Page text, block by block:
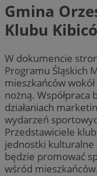
Gmina
Klubu
W dokumencie
Programu Śląskich
mieszkańców
nożną. Współpraca
działaniach
wydarzeń
Przedstawiciele
jednostki kulturalne
będzie promować
wśród mieszkańców.